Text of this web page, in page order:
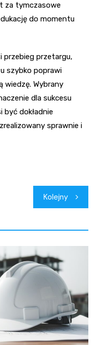
za tymczasowe
do momentu
przebieg przetargu,
szybko poprawi
wiedzę. Wybrany
dla sukcesu
dokładnie
sprawnie i
Kolejny